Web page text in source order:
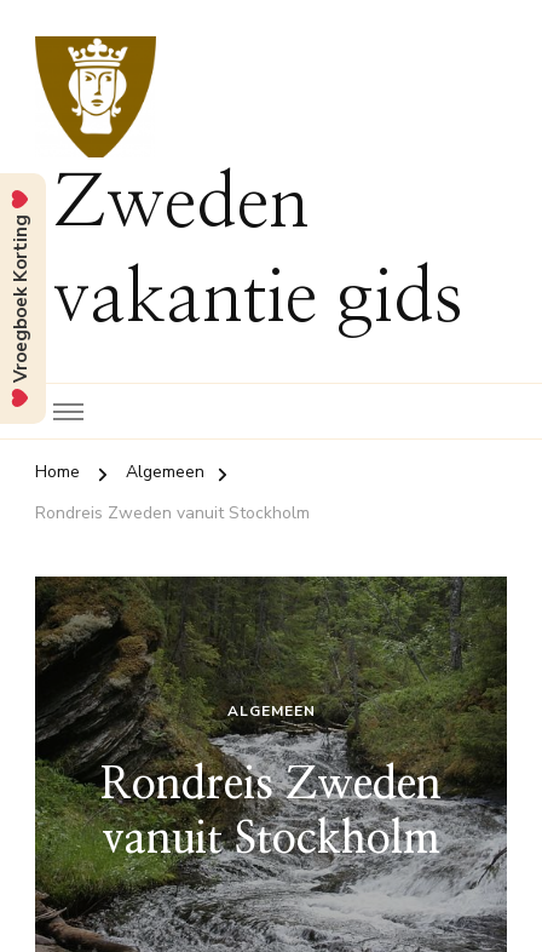
Zweden
vakantie gids
Home
Algemeen
Rondreis Zweden vanuit Stockholm
ALGEMEEN
Rondreis Zweden
vanuit Stockholm
Vroegboek Korting